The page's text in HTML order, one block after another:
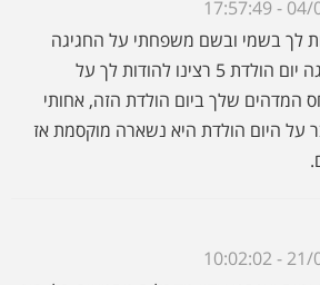
ואנחנו עדין מקבלים מחמאות בלי סוף.
ובצדק.נתת את כולך לירין ואני כגננת
במשך שעתיים כל כך הרבה ילדים
פעולה. אתה מקסים ודרכך סלולה לפניך.